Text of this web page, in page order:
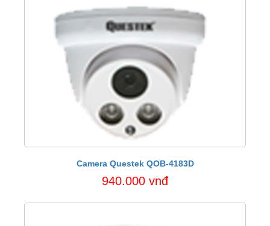
Camera Questek QOB-4183D
940.000 vnđ